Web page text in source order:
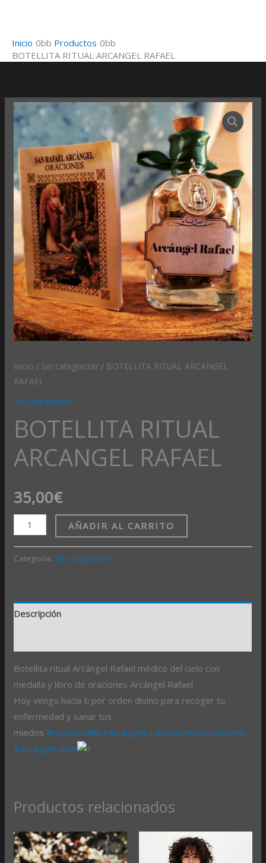
contenido
Inicio
Productos
BOTELLITA RITUAL ARCANGEL RAFAEL
Inicio / Sin categorizar / BOTELLITA RITUAL ARCANGEL
RAFAEL
Sin categorizar
BOTELLITA RITUAL
ARCANGEL RAFAEL
35,00€
BOTELLITA
RITUAL
ARCANGEL
RAFAEL
cantidad
AÑADIR AL CARRITO
Categoría: Sin categorizar
Descripción
Botellita ritual Arcángel Rafael médico del cielo con
medalla y libro de oraciones Arcángel Rafael
Hoy vengo hacia ti por orden divino para recoger tu
enfermedad y sanar tus
miedos#ritualbotella #arcángeles #rafaelmedicodelcielo
#arcangelrafael
Productos relacionados